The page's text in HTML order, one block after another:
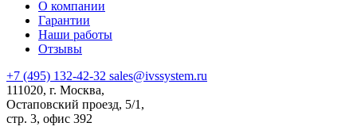
О компании
Гарантии
Наши работы
Отзывы
+7 (495) 132-42-32 sales@ivssystem.ru
111020, г. Москва,
Остаповский проезд, 5/1,
стр. 3, офис 392